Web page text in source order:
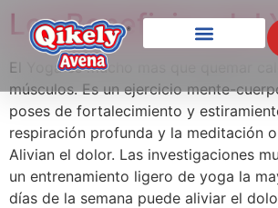
Los Beneficios del
El Yoga es mucho mas que quemar
músculos. Es un ejercicio mente-
poses de fortalecimiento y
respiración profunda y la meditación
Alivian el dolor. Las investigaciones
un entrenamiento ligero de yoga la
días de la semana puede aliviar el